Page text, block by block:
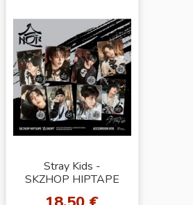
Stray Kids -
SKZHOP HIPTAPE